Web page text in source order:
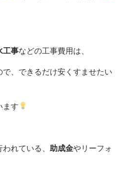
工事などの工事費用は、
、できるだけ安くすませたい
ます
れている、 助成金やリーフォ